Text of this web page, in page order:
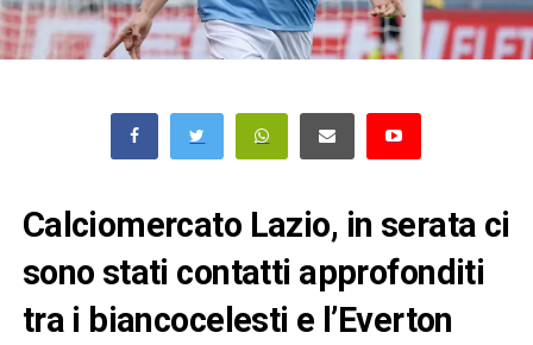
Calciomercato Lazio, in serata ci
sono stati contatti approfonditi
tra i biancocelesti e l’Everton